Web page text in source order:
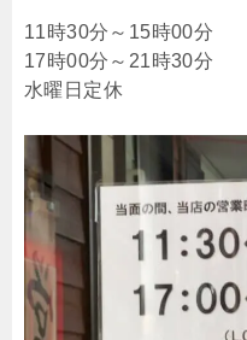
11時30分～15時00分
17時00分～21時30分
水曜日定休